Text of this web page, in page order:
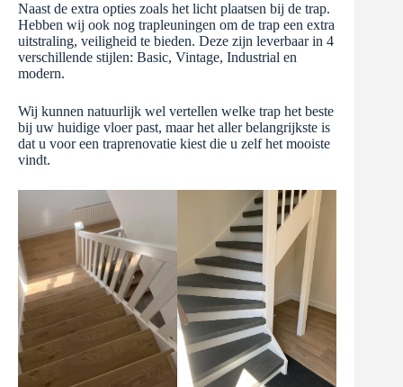
Naast de extra opties zoals het licht plaatsen bij de trap.
Hebben wij ook nog trapleuningen om de trap een extra
uitstraling, veiligheid te bieden. Deze zijn leverbaar in 4
verschillende stijlen: Basic, Vintage, Industrial en
modern.
Wij kunnen natuurlijk wel vertellen welke trap het beste
bij uw huidige vloer past, maar het aller belangrijkste is
dat u voor een traprenovatie kiest die u zelf het mooiste
vindt.